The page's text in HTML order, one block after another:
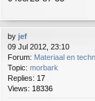
by jef
09 Jul 2012, 23:10
Forum: Materiaal en
Topic: morbark
Replies: 17
Views: 18336